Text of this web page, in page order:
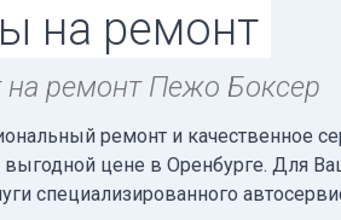
на ремонт
на ремонт Пежо Боксер
ремонт и качественное
цене в Оренбурге. Для
специализированного